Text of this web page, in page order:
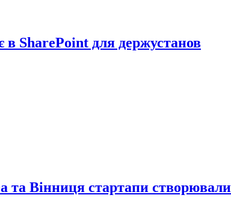
SharePoint для держустанов
та Вінниця стартапи створювали